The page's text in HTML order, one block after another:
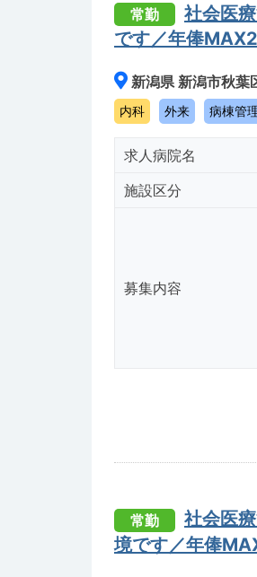
常勤
社会医
です／年俸
新潟県 新潟市秋葉
内科 外来 病棟管
求人病院名
施設区分
募集内容
常勤
社会医
境です／年俸